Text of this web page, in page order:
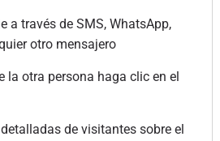
a través de SMS, WhatsApp,
otro mensajero
la otra persona haga clic en el
de visitantes sobre el